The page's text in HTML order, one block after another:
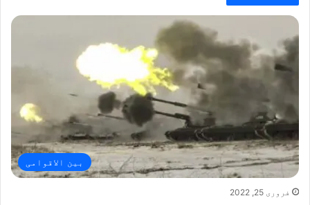
بین الاقوامی
فروری 25, 2022